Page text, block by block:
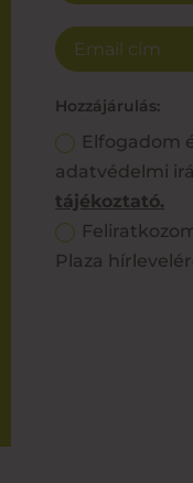
Hozzájárulás:
Elfogadom
adatvédelmi
tájékoztató.
Plaza